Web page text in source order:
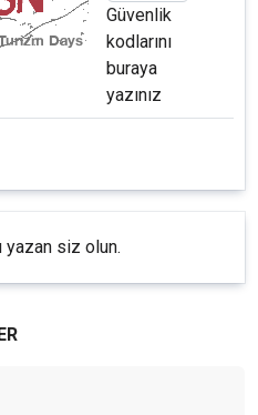
Güvenlik
kodlarını
buraya
yazınız
yazan siz olun.